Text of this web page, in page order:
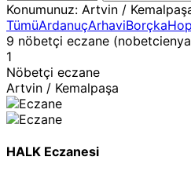
Konumunuz: Artvin /
TümüArdanuçArhaviBorçka
9 nöbetçi eczane
1
Nöbetçi eczane
Artvin / Kemalpaşa
HALK Eczanesi